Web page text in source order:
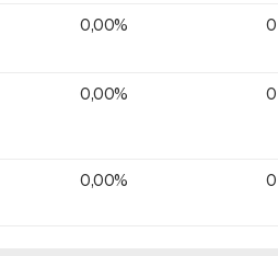
0,00% 0
0,00% 0
0,00% 0